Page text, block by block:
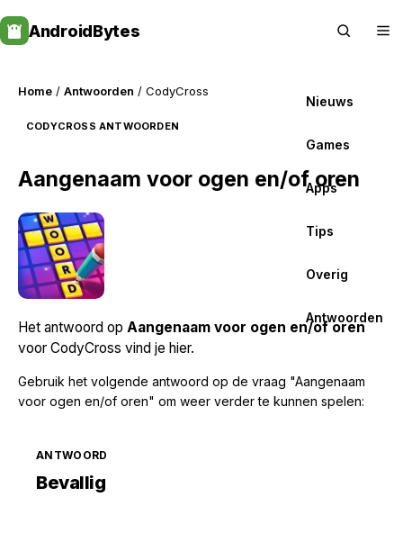
to
content
AndroidBytes
Nieuws
Games
Apps
Tips
Overig
Antwoorden
Home / Antwoorden / CodyCross
CODYCROSS ANTWOORDEN
Aangenaam voor ogen en/of oren
Het antwoord op Aangenaam voor ogen en/of oren
voor CodyCross vind je hier.
Gebruik het volgende antwoord op de vraag "Aangenaam
voor ogen en/of oren" om weer verder te kunnen spelen:
ANTWOORD
Bevallig